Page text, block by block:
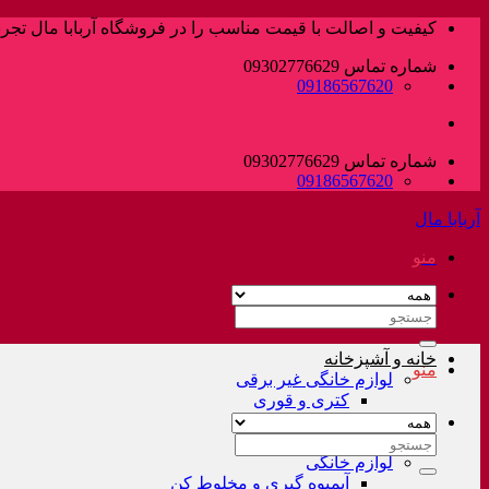
پرش
محتوا
کیفیت و اصالت با قیمت مناسب را در فروشگاه آربابا مال
شماره تماس 09302776629
09186567620
شماره تماس 09302776629
09186567620
آربابا مال
منو
جستجو
خانه و آشپزخانه
لوازم خانگی غیر برقی
کتری و قوری
لوازم خانگی
آبمیوه گیری و مخلوط کن
منو
جستجو
برای: